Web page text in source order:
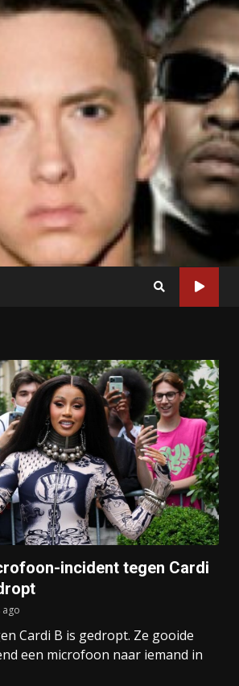
incident tegen Cardi
ago
Cardi B is gedropt. Ze gooide
een microfoon naar iemand in